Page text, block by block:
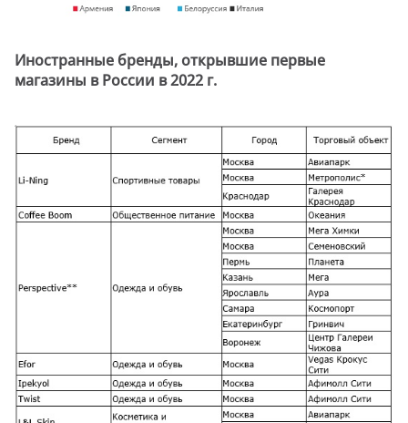
Иностранные бренды, открывшие первые
магазины в России в 2022 г.